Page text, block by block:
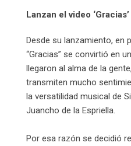
Lanzan el video ‘Gracias’
Desde su lanzamiento, en
“Gracias” se convirtió en
llegaron al alma de la
transmiten mucho
la versatilidad musical de
Juancho de la Espriella.
Por esa razón se decidió